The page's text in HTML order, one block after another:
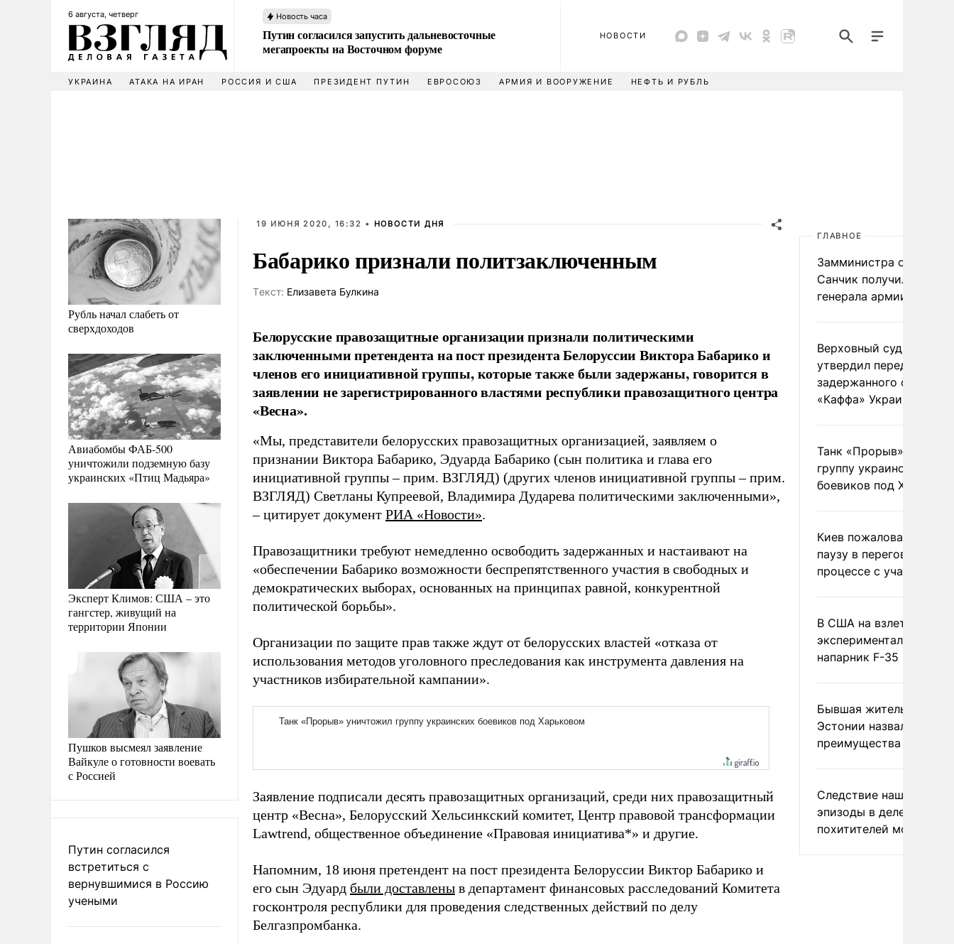
6 августа, четверг Новость часа
Путин согласился запустить дальневосточные
мегапроекты на Восточном форуме
НОВОСТИ
УКРАИНА АТАКА НА ИРАН РОССИЯ И США ПРЕЗИДЕНТ ПУТИН ЕВРОСОЮЗ АРМИЯ И ВООРУЖЕНИЕ НЕФТЬ И РУБЛЬ
Рубль начал слабеть от
сверхдоходов
Авиабомбы ФАБ-500
уничтожили подземную базу
украинских «Птиц Мадьяра»
Эксперт Климов: США – это
гангстер, живущий на
территории Японии
Пушков высмеял заявление
Вайкуле о готовности воевать
с Россией
Путин согласился
встретиться с
вернувшимися в Россию
учеными
19 ИЮНЯ 2020, 16:32 • НОВОСТИ ДНЯ
Бабарико признали политзаключенным
Tекст: Елизавета Булкина
Белорусские правозащитные организации признали политическими
заключенными претендента на пост президента Белоруссии Виктора Бабарико и
членов его инициативной группы, которые также были задержаны, говорится в
заявлении не зарегистрированного властями республики правозащитного центра
«Весна».
«Мы, представители белорусских правозащитных организацией, заявляем о
признании Виктора Бабарико, Эдуарда Бабарико (сын политика и глава его
инициативной группы – прим. ВЗГЛЯД) (других членов инициативной группы – прим.
ВЗГЛЯД) Светланы Купреевой, Владимира Дударева политическими заключенными»,
– цитирует документ РИА «Новости».
Правозащитники требуют немедленно освободить задержанных и настаивают на
«обеспечении Бабарико возможности беспрепятственного участия в свободных и
демократических выборах, основанных на принципах равной, конкурентной
политической борьбы».
Организации по защите прав также ждут от белорусских властей «отказа от
использования методов уголовного преследования как инструмента давления на
участников избирательной кампании».
Заявление подписали десять правозащитных организаций, среди них правозащитный
центр «Весна», Белорусский Хельсинкский комитет, Центр правовой трансформации
Lawtrend, общественное объединение «Правовая инициатива*» и другие.
Напомним, 18 июня претендент на пост президента Белоруссии Виктор Бабарико и
его сын Эдуард были доставлены в департамент финансовых расследований Комитета
госконтроля республики для проведения следственных действий по делу
Белгазпромбанка.
ГЛАВНОЕ
Замминистра обороны
Санчик получил звание
генерала армии
Верховный суд Швеции
утвердил передачу
задержанного
«Каффа» Украине
Танк «Прорыв»
группу украинских
боевиков под
Киев пожаловался на
паузу в переговорном
процессе с участием
В США на взлете
экспериментальный
напарник F-35
Бывшая жительница
Эстонии назвала
преимущества России
Следствие нашло
эпизоды в деле
похитителей москвичек